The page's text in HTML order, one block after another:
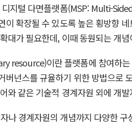
디지털 다면플랫폼(MSP: Multi-
이 확장될 수 있도록 높은 횡방향
대가 필요한데, 이때 동원되는 개
resource)이란 플랫폼에 참여하
버넌스를 규율하기 위한 방법으로
와 같은 기술적 경계자원 외에 개
나 경계자원의 개념까지 다양한